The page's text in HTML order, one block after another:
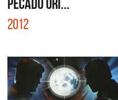
PECADO ORI...
2012